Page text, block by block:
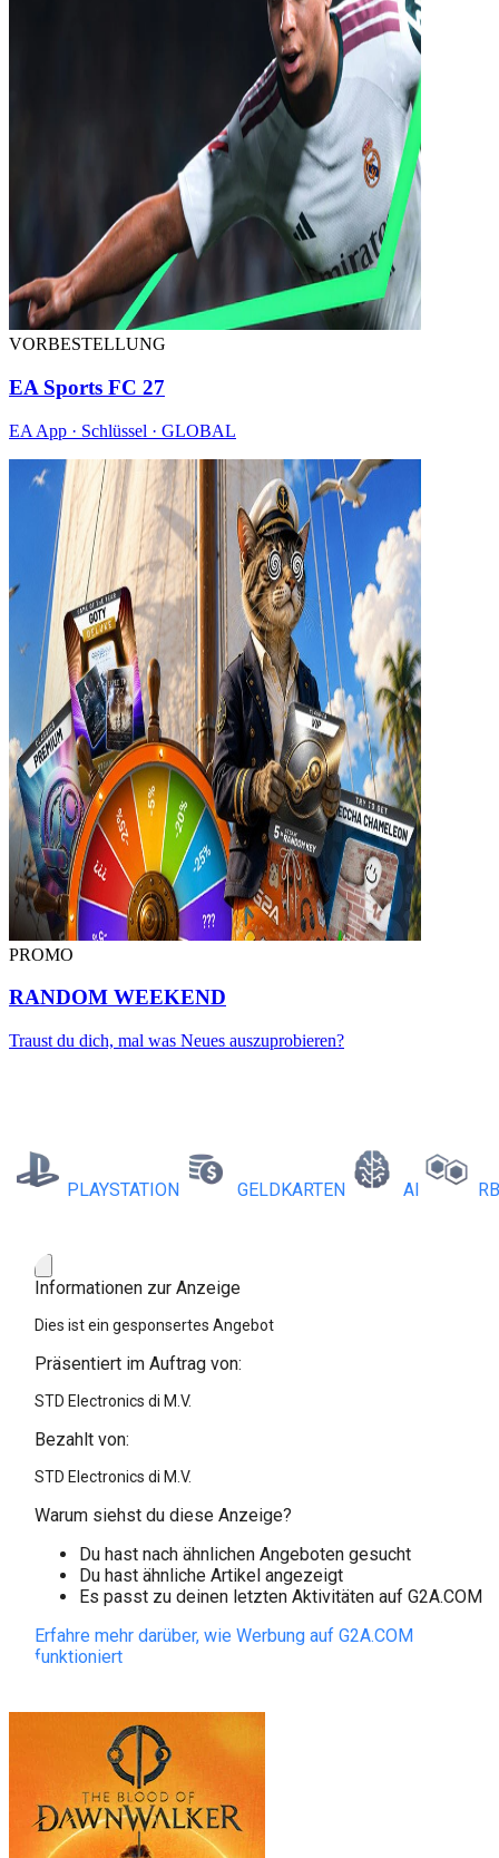
VORBESTELLUNG
EA Sports FC 27
EA App · Schlüssel · GLOBAL
PROMO
RANDOM WEEKEND
Traust du dich, mal was Neues auszuprobieren?
PLAYSTATION GELDKARTEN AI RBX
Informationen zur Anzeige
Dies ist ein gesponsertes Angebot
Präsentiert im Auftrag von:
STD Electronics di M.V.
Bezahlt von:
STD Electronics di M.V.
Warum siehst du diese Anzeige?
Du hast nach ähnlichen Angeboten gesucht
Du hast ähnliche Artikel angezeigt
Es passt zu deinen letzten Aktivitäten auf G2A.COM
Erfahre mehr darüber, wie Werbung auf G2A.COM
funktioniert